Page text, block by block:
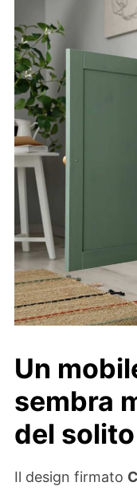
Un
sembra
del solito
Il design firmato